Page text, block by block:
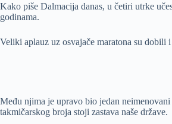
Kako piše Dalmacija danas, u četiri utrke
godinama.
Veliki aplauz uz osvajače maratona su
Među njima je upravo bio jedan
takmičarskog broja stoji zastava naše države.